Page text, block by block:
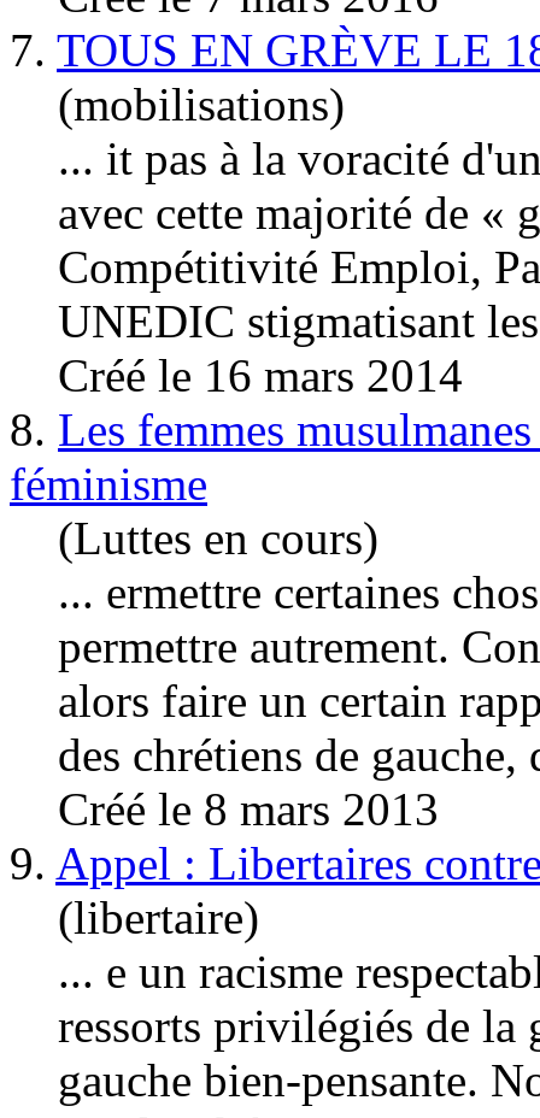
7. TOUS EN GRÈVE LE
(mobilisations)
... it pas à la voracité
avec cette majorité de «
Compétitivité Emploi,
UNEDIC stigmatisant
Créé le 16 mars 2014
8. Les femmes
féminisme
(Luttes en cours)
... ermettre certaines
permettre autrement.
alors faire un certain
des chrétiens de gauche,
Créé le 8 mars 2013
9. Appel : Libertaires
(libertaire)
... e un racisme
ressorts privilégiés de la
gauche bien-pensante.